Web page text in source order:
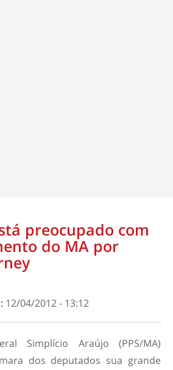
preocupado com
do MA por
12/04/2012 - 13:12
Simplício Araújo (PPS/MA)
dos deputados sua grande